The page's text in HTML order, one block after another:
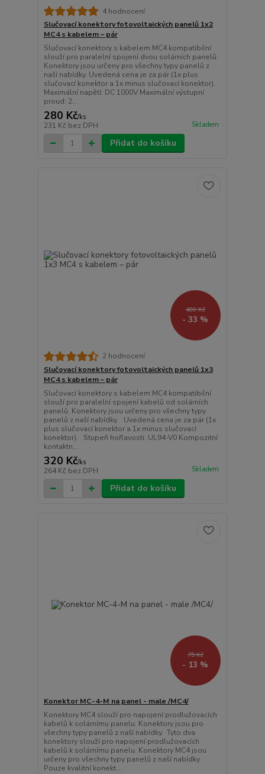
4 hodnocení
Slučovací konektory fotovoltaických panelů 1x2
MC4 s kabelem – pár
Slučovací konektory s kabelem MC4 kompatibilní
slouží pro paralelní spojení dvou solárních panelů.
Konektory jsou určeny pro všechny typy panelů z
naší nabídky. Uvedená cena je za pár (1x plus
slučovací konektor a 1x minus slučovací konektor).
Maximální napětí: DC 1000V Maximální výstupní
proud: 2...
280 Kč/ks
231 Kč bez DPH Skladem
Přidat do košíku
480 Kč
- 33 %
2 hodnocení
Slučovací konektory fotovoltaických panelů 1x3
MC4 s kabelem – pár
Slučovací konektory s kabelem MC4 kompatibilní
slouží pro paralelní spojení kabelů od solárních
panelů. Konektory jsou určeny pro všechny typy
panelů z naší nabídky. Uvedená cena je za pár (1x
plus slučovací konektor a 1x minus slučovací
konektor). Stupeň hořlavosti: UL94-V0 Kompozitní
kontaktn...
320 Kč/ks
264 Kč bez DPH Skladem
Přidat do košíku
75 Kč
- 13 %
Konektor MC-4-M na panel - male /MC4/
Konektory MC4 slouží pro napojení prodlužovacích
kabelů k solárnímu panelu. Konektory jsou pro
všechny typy panelů z naší nabídky. Tyto dva
konektory slouží pro napojení prodlužovacích
kabelů k solárnímu panelu. Konektory MC4 jsou
určeny pro všechny typy panelů z naší nabídky.
Pouze kvalitní konekt...